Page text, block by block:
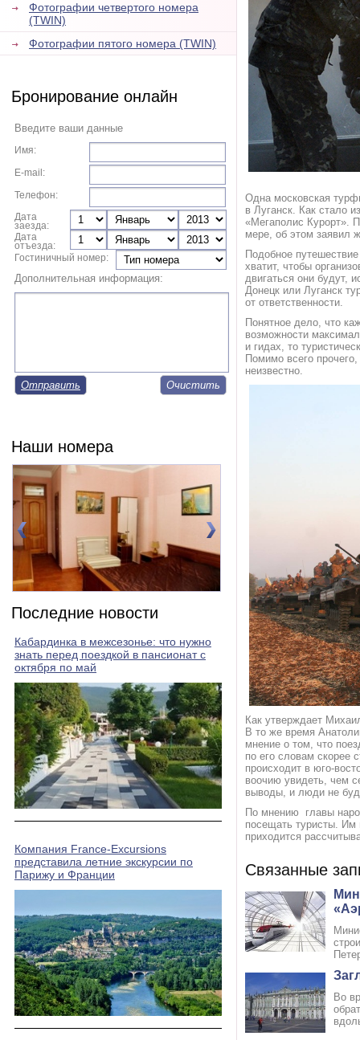
Фотографии четвертого номера
(TWIN)
Фотографии пятого номера (TWIN)
Бронирование онлайн
Введите ваши данные
Имя:
E-mail:
Телефон:
Дата
заезда:
Дата
отъезда:
Гостиничный номер:
Дополнительная информация:
Отправить
Наши номера
Последние новости
Кабардинка в межсезонье: что нужно
знать перед поездкой в пансионат с
октября по май
Компания France-Excursions
представила летние экскурсии по
Парижу и Франции
Одна московская
в Луганск. Как стало
«Мегаполис Курорт».
мере, об этом заявил
Подобное
хватит, чтобы
двигаться они будут,
Донецк или Луганск
от ответственности.
Понятное дело, что
возможности
и гидах, то
Помимо всего
неизвестно.
Как утверждает
В то же время
мнение о том, что
по его словам скорее
происходит в юго-
воочию увидеть, чем
выводы, и люди не
По мнению главы
посещать туристы. Им
приходится
Связанные
Во